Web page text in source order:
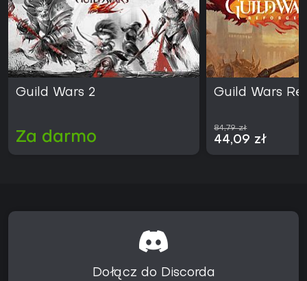
Guild Wars 2
Za darmo
Guild Wars
84,79 zł
44,09 zł
Dołącz do Discorda